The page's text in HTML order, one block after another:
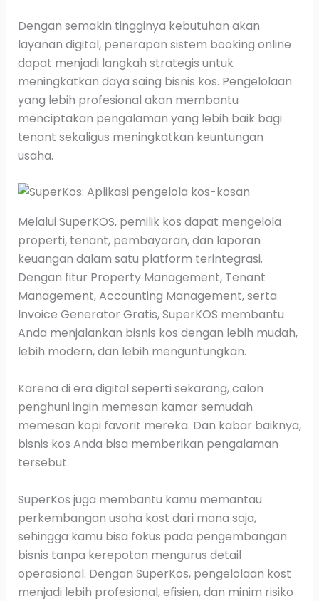
Dengan semakin tingginya kebutuhan akan
layanan digital, penerapan sistem booking online
dapat menjadi langkah strategis untuk
meningkatkan daya saing bisnis kos. Pengelolaan
yang lebih profesional akan membantu
menciptakan pengalaman yang lebih baik bagi
tenant sekaligus meningkatkan keuntungan
usaha.
Melalui SuperKOS, pemilik kos dapat mengelola
properti, tenant, pembayaran, dan laporan
keuangan dalam satu platform terintegrasi.
Dengan fitur Property Management, Tenant
Management, Accounting Management, serta
Invoice Generator Gratis, SuperKOS membantu
Anda menjalankan bisnis kos dengan lebih mudah,
lebih modern, dan lebih menguntungkan.
Karena di era digital seperti sekarang, calon
penghuni ingin memesan kamar semudah
memesan kopi favorit mereka. Dan kabar baiknya,
bisnis kos Anda bisa memberikan pengalaman
tersebut.
SuperKos juga membantu kamu memantau
perkembangan usaha kost dari mana saja,
sehingga kamu bisa fokus pada pengembangan
bisnis tanpa kerepotan mengurus detail
operasional. Dengan SuperKos, pengelolaan kost
menjadi lebih profesional, efisien, dan minim risiko